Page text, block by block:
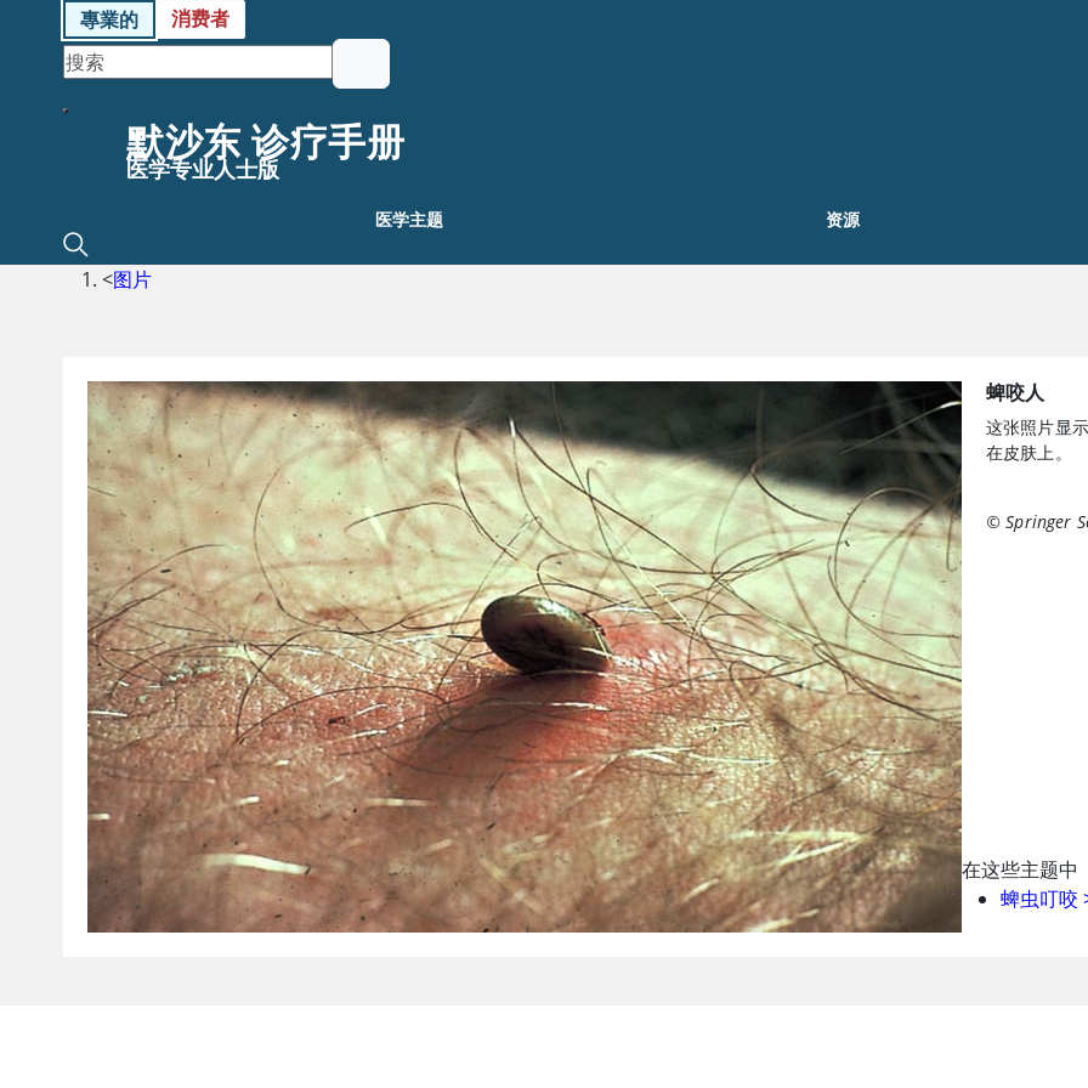
專業的 消费者
默沙东 诊疗手册
医学专业人士版
医学主题 资源
<图片
蜱咬人
这张照片显
在皮肤上。
© Springer
在这些主题中
蜱虫叮咬